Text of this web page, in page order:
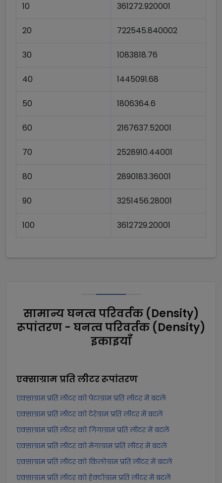
10 361272.920001
20 722545.840002
30 1083818.76
40 1445091.68
50 1806364.6
60 2167637.52001
70 2528910.44001
80 2890183.36001
90 3251456.28001
100 3612729.20001
सामान्य घनत्व परिवर्तक (Density)
रूपांतरण - घनत्व परिवर्तक (Density)
इकाइयाँ
एक्साग्राम प्रति लीटररूपांतरण
एक्साग्राम प्रति लीटर को पेटाग्राम प्रति लीटर में बदलें
एक्साग्राम प्रति लीटर को टेरेग्राम प्रति लीटर में बदलें
एक्साग्राम प्रति लीटर को गिगाग्राम प्रति लीटर में बदलें
एक्साग्राम प्रति लीटर को मेगाग्राम प्रति लीटर में बदलें
एक्साग्राम प्रति लीटर को किलोग्राम प्रति लीटर में बदलें
एक्साग्राम प्रति लीटर को हेक्टोग्राम प्रति लीटर में बदलें